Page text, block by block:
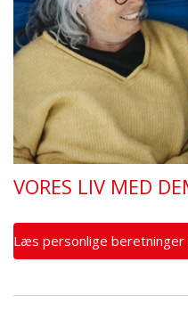
VORES LIV MED
Læs personlige beretninger